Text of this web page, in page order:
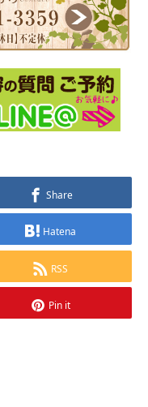
Share
Hatena
RSS
Pin it